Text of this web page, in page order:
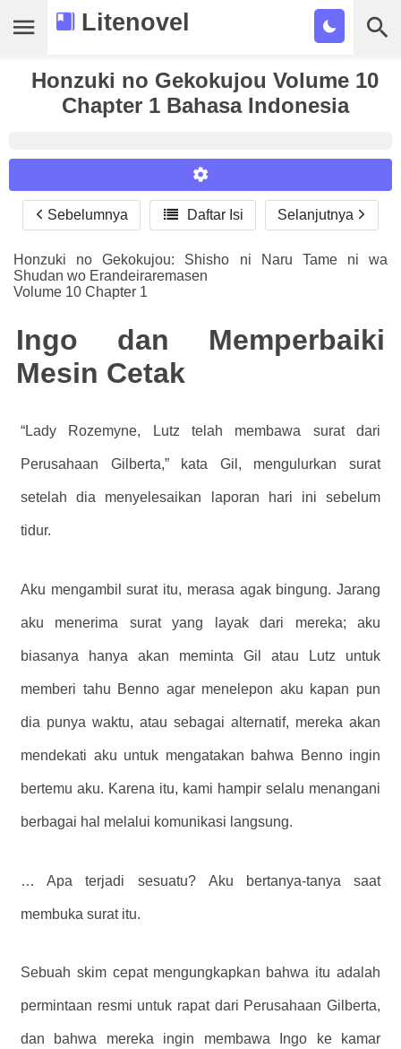
Litenovel
Daftar Novel
Tamat
Tags
Bookmark
Cari
Honzuki no Gekokujou Volume 10
Chapter 1 Bahasa Indonesia
Reader Settings
Font :
Titillium Web
Arial
Times New Roman
A-
16 A+
Sebelumnya  Daftar Isi Selanjutnya
Honzuki no Gekokujou: Shisho ni Naru Tame ni wa
Shudan wo Erandeiraremasen
Volume 10 Chapter 1
Ingo dan Memperbaiki
Mesin Cetak
“Lady Rozemyne, Lutz telah membawa surat dari
Perusahaan Gilberta,” kata Gil, mengulurkan surat
setelah dia menyelesaikan laporan hari ini sebelum
tidur.
Aku mengambil surat itu, merasa agak bingung. Jarang
aku menerima surat yang layak dari mereka; aku
biasanya hanya akan meminta Gil atau Lutz untuk
memberi tahu Benno agar menelepon aku kapan pun
dia punya waktu, atau sebagai alternatif, mereka akan
mendekati aku untuk mengatakan bahwa Benno ingin
bertemu aku. Karena itu, kami hampir selalu menangani
berbagai hal melalui komunikasi langsung.
… Apa terjadi sesuatu? Aku bertanya-tanya saat
membuka surat itu.
Sebuah skim cepat mengungkapkan bahwa itu adalah
permintaan resmi untuk rapat dari Perusahaan Gilberta,
dan bahwa mereka ingin membawa Ingo ke kamar